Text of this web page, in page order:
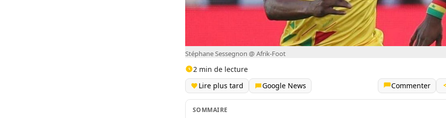
Stéphane Sessegnon @ Afrik-Foot
2 min de lecture
Lire plus tard
Google News Commenter
SOMMAIRE